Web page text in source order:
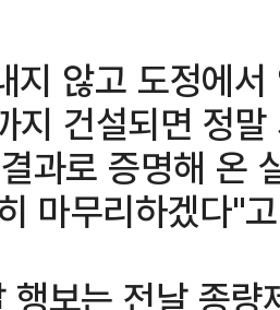
지 않고 도정에
지 건설되면 정
과로 증명해 온
마무리하겠다"
행보는 전날 종